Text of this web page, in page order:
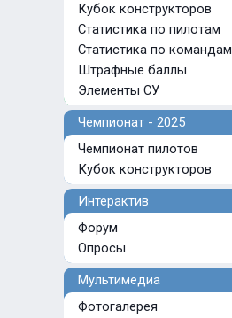
Кубок конструкторов
Статистика по пилотам
Статистика по командам
Штрафные баллы
Элементы СУ
Чемпионат - 2025
Чемпионат пилотов
Кубок конструкторов
Интерактив
Форум
Опросы
Мультимедиа
Фотогалерея